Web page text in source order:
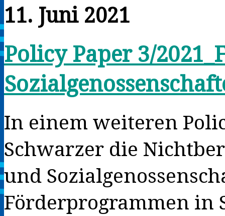
11. Juni 2021
Policy Paper 3/
In einem weiteren
Schwarzer die
und
Förderprogrammen in